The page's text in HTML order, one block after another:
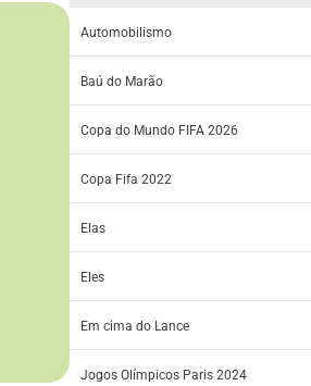
Automobilismo
Baú do Marão
Copa do Mundo FIFA 2026
Copa Fifa 2022
Elas
Eles
Em cima do Lance
Jogos Olímpicos Paris 2024